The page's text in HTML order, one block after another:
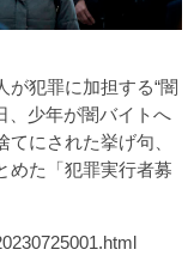
犯罪に加担する“闇
、少年が闇バイトへ
にされた挙げ句、
めた「犯罪実行者募